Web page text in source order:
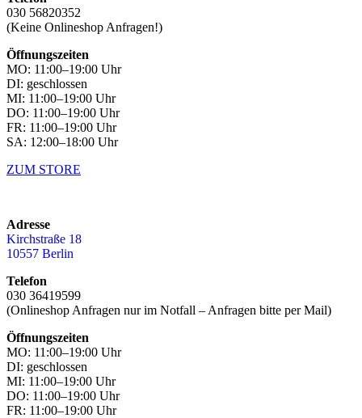
030 56820352
(Keine Onlineshop Anfragen!)
Öffnungszeiten
MO: 11:00–19:00 Uhr
DI: geschlossen
MI: 11:00–19:00 Uhr
DO: 11:00–19:00 Uhr
FR: 11:00–19:00 Uhr
SA: 12:00–18:00 Uhr
ZUM STORE
Adresse
Kirchstraße 18
10557 Berlin
Telefon
030 36419599
(Onlineshop Anfragen nur im Notfall – Anfragen bitte per Mail)
Öffnungszeiten
MO: 11:00–19:00 Uhr
DI: geschlossen
MI: 11:00–19:00 Uhr
DO: 11:00–19:00 Uhr
FR: 11:00–19:00 Uhr